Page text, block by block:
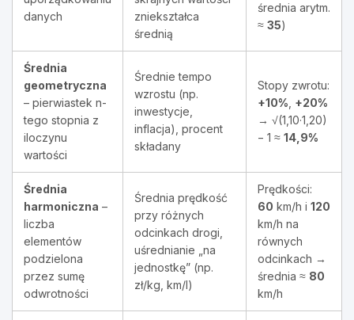
danych
zniekształca
średnią
średnia arytm.
≈ 35)
Średnia
geometryczna
– pierwiastek n-
tego stopnia z
iloczynu
wartości
Średnie tempo
wzrostu (np.
inwestycje,
inflacja), procent
składany
Stopy zwrotu:
+10%, +20%
→ √(1,10·1,20)
− 1 ≈ 14,9%
Średnia
harmoniczna –
liczba
elementów
podzielona
przez sumę
odwrotności
Średnia prędkość
przy różnych
odcinkach drogi,
uśrednianie „na
jednostkę” (np.
zł/kg, km/l)
Prędkości:
60 km/h i 120
km/h na
równych
odcinkach →
średnia ≈ 80
km/h